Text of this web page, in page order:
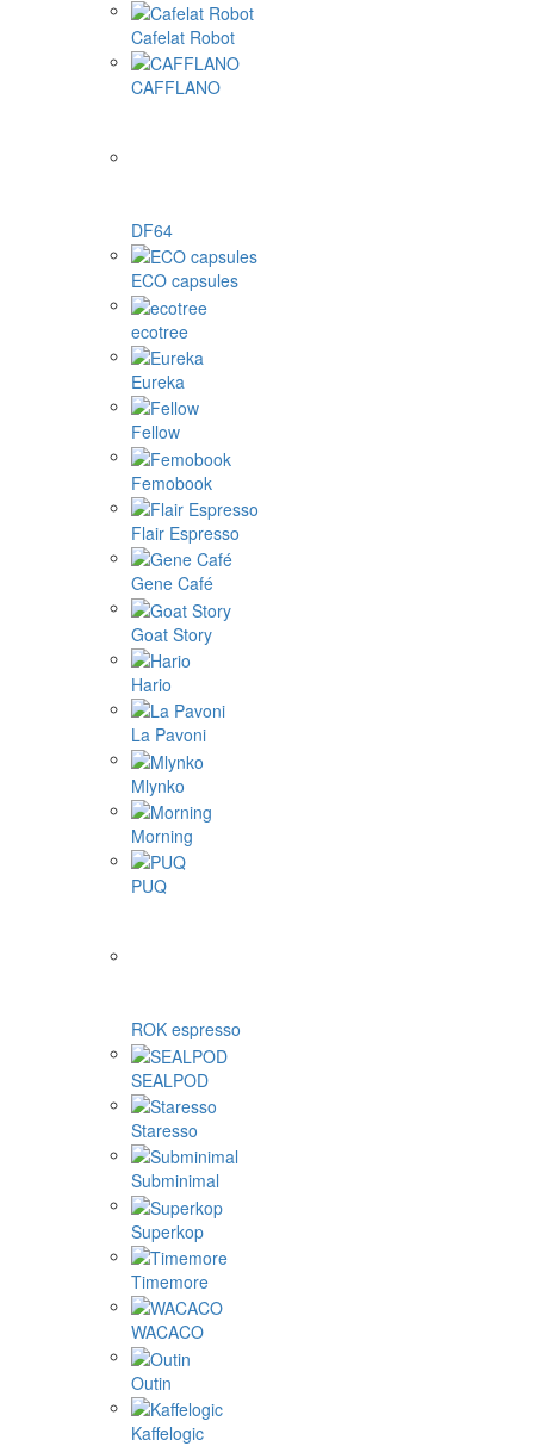
Cafelat Robot
CAFFLANO
DF64
ECO capsules
ecotree
Eureka
Fellow
Femobook
Flair Espresso
Gene Café
Goat Story
Hario
La Pavoni
Mlynko
Morning
PUQ
ROK espresso
SEALPOD
Staresso
Subminimal
Superkop
Timemore
WACACO
Outin
Kaffelogic